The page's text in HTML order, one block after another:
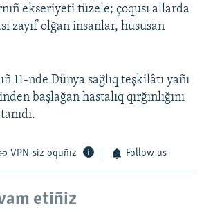
ekseriyeti tüzele; çoqusı allarda
zayıf olğan insanlar, hususan
11-nde Dünya sağlıq teşkilâtı yañı
başlağan hastalıq qırğınlığını
VPN-siz oquñız Follow us
etiñiz